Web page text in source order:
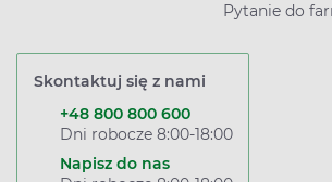
Pytanie do
Skontaktuj się z nami
+48 800 800 600
Dni robocze 8:00-18:00
Napisz do nas